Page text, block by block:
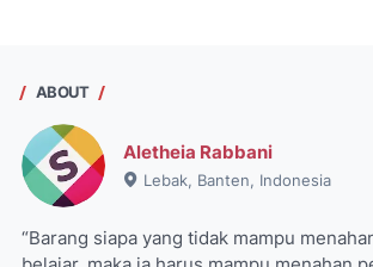
ABOUT
Aletheia Rabbani
Lebak, Banten, Indonesia
“Barang siapa yang tidak mampu